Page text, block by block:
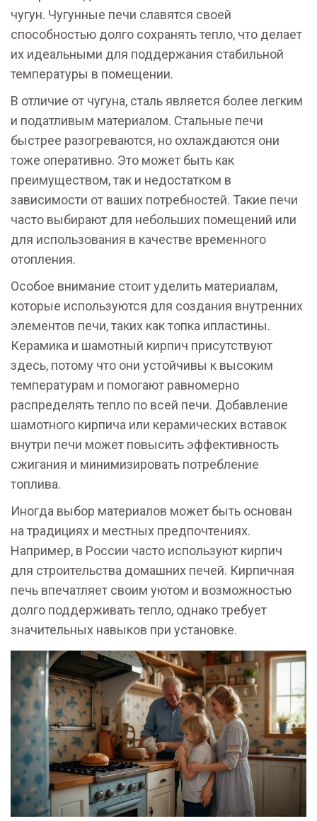
чугун. Чугунные печи славятся своей
способностью долго сохранять тепло, что делает
их идеальными для поддержания стабильной
температуры в помещении.
В отличие от чугуна, сталь является более легким
и податливым материалом. Стальные печи
быстрее разогреваются, но охлаждаются они
тоже оперативно. Это может быть как
преимуществом, так и недостатком в
зависимости от ваших потребностей. Такие печи
часто выбирают для небольших помещений или
для использования в качестве временного
отопления.
Особое внимание стоит уделить материалам,
которые используются для создания внутренних
элементов печи, таких как топка ипластины.
Керамика и шамотный кирпич присутствуют
здесь, потому что они устойчивы к высоким
температурам и помогают равномерно
распределять тепло по всей печи. Добавление
шамотного кирпича или керамических вставок
внутри печи может повысить эффективность
сжигания и минимизировать потребление
топлива.
Иногда выбор материалов может быть основан
на традициях и местных предпочтениях.
Например, в России часто используют кирпич
для строительства домашних печей. Кирпичная
печь впечатляет своим уютом и возможностью
долго поддерживать тепло, однако требует
значительных навыков при установке.